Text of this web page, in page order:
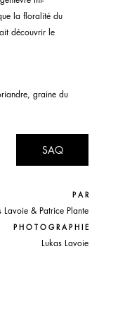
la floralité du
découvrir le
graine du
SAQ
P A R
Lavoie & Patrice Plante
P H O T O G R A P H I E
Lukas Lavoie